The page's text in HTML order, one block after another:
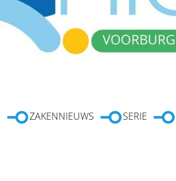
ZAKENNIEUWS SERIE